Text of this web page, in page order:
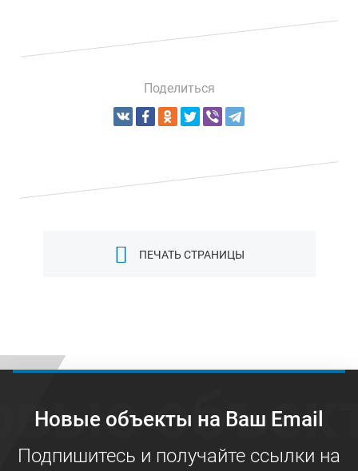
Поделиться
ПЕЧАТЬ СТРАНИЦЫ
Новые объекты на Ваш Email
Подпишитесь и получайте ссылки на